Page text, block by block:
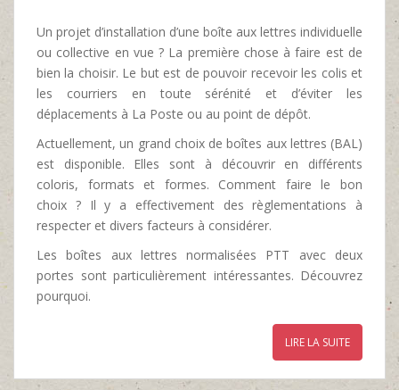
Un projet d’installation d’une boîte aux lettres individuelle
ou collective en vue ? La première chose à faire est de
bien la choisir. Le but est de pouvoir recevoir les colis et
les courriers en toute sérénité et d’éviter les
déplacements à La Poste ou au point de dépôt.
Actuellement, un grand choix de boîtes aux lettres (BAL)
est disponible. Elles sont à découvrir en différents
coloris, formats et formes. Comment faire le bon
choix ? Il y a effectivement des règlementations à
respecter et divers facteurs à considérer.
Les boîtes aux lettres normalisées PTT avec deux
portes sont particulièrement intéressantes. Découvrez
pourquoi.
LIRE LA SUITE